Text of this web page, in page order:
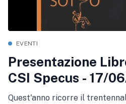
EVENTI
Presentazione
CSI Specus - 17/
Quest'anno ricorre il